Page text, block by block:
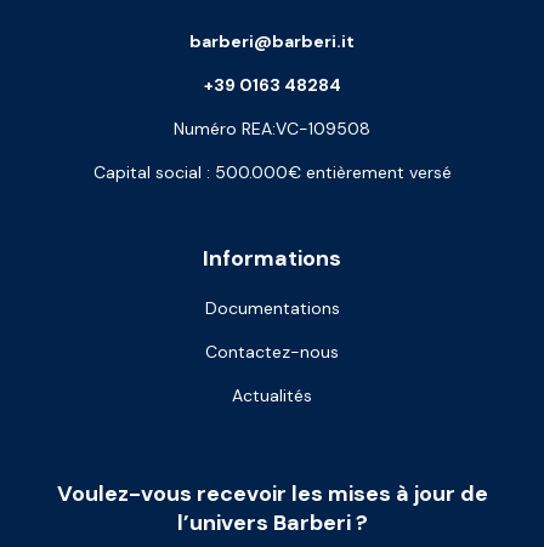
Informations
Documentations
Contactez-nous
Actualités
barberi@barberi.it
+39 0163 48284
Numéro REA:VC-109508
Capital social : 500.000€ entièrement versé
Voulez-vous recevoir les mises à jour de
l’univers Barberi ?